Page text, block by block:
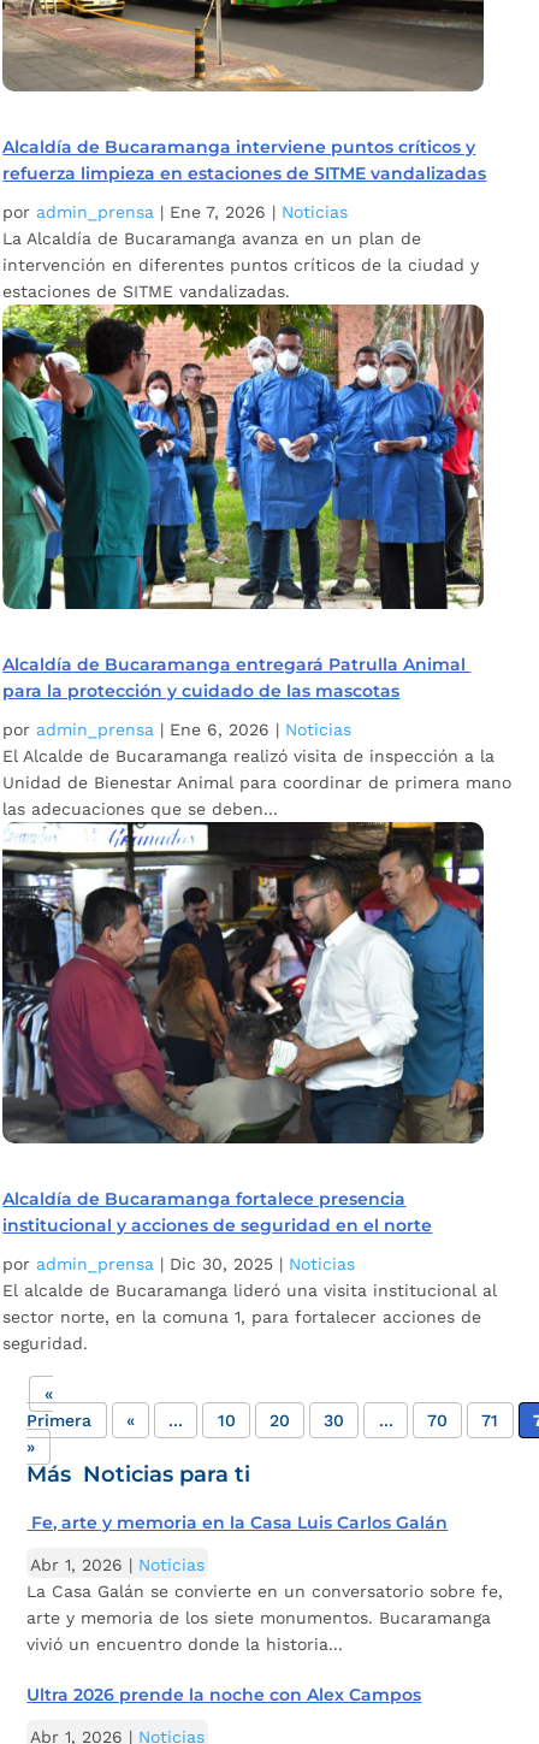
Alcaldía de Bucaramanga interviene puntos críticos y
refuerza limpieza en estaciones de SITME vandalizadas
por admin_prensa | Ene 7, 2026 | Noticias
La Alcaldía de Bucaramanga avanza en un plan de
intervención en diferentes puntos críticos de la ciudad y
estaciones de SITME vandalizadas.
Alcaldía de Bucaramanga entregará Patrulla Animal
para la protección y cuidado de las mascotas
por admin_prensa | Ene 6, 2026 | Noticias
El Alcalde de Bucaramanga realizó visita de inspección a la
Unidad de Bienestar Animal para coordinar de primera mano
las adecuaciones que se deben...
Alcaldía de Bucaramanga fortalece presencia
institucional y acciones de seguridad en el norte
por admin_prensa | Dic 30, 2025 | Noticias
El alcalde de Bucaramanga lideró una visita institucional al
sector norte, en la comuna 1, para fortalecer acciones de
seguridad.
«
Primera
« ... 10 20 30 ... 70 71
»
Más Noticias para ti
Fe, arte y memoria en la Casa Luis Carlos Galán
Abr 1, 2026 | Noticias
La Casa Galán se convierte en un conversatorio sobre fe,
arte y memoria de los siete monumentos. Bucaramanga
vivió un encuentro donde la historia...
Ultra 2026 prende la noche con Alex Campos
Abr 1, 2026 | Noticias